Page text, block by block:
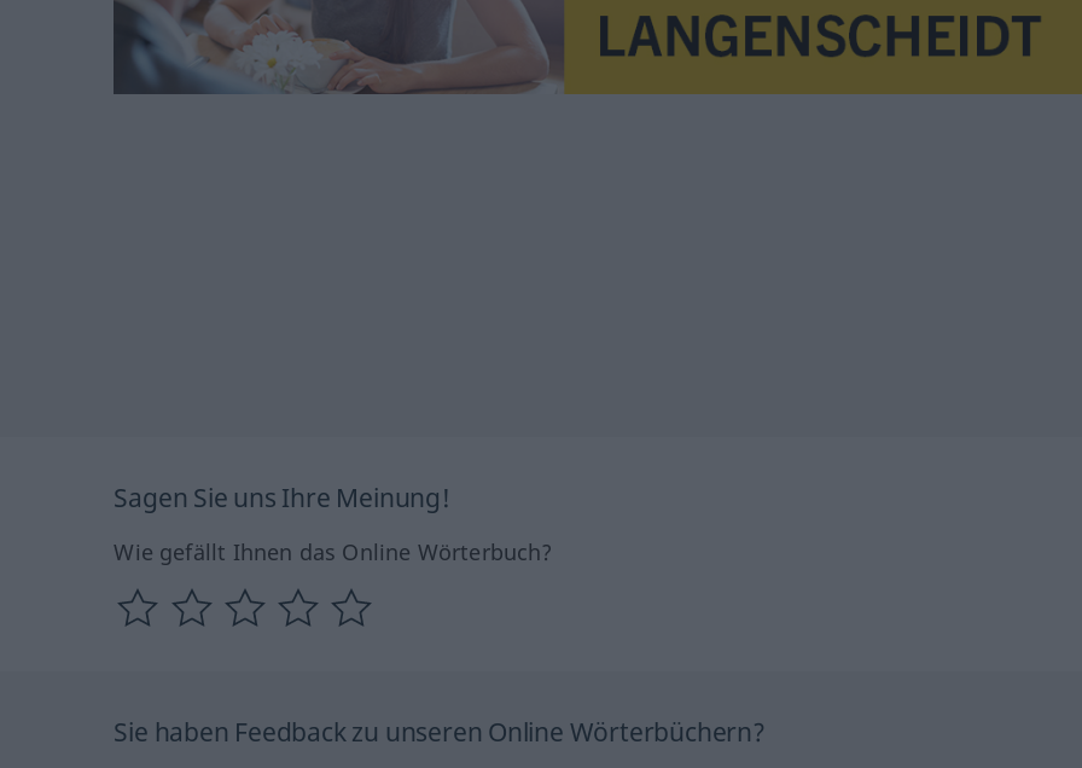
Sagen Sie uns Ihre Meinung!
Wie gefällt Ihnen das Online Wörterbuch?
Sie haben Feedback zu unseren Online Wörterbüchern?